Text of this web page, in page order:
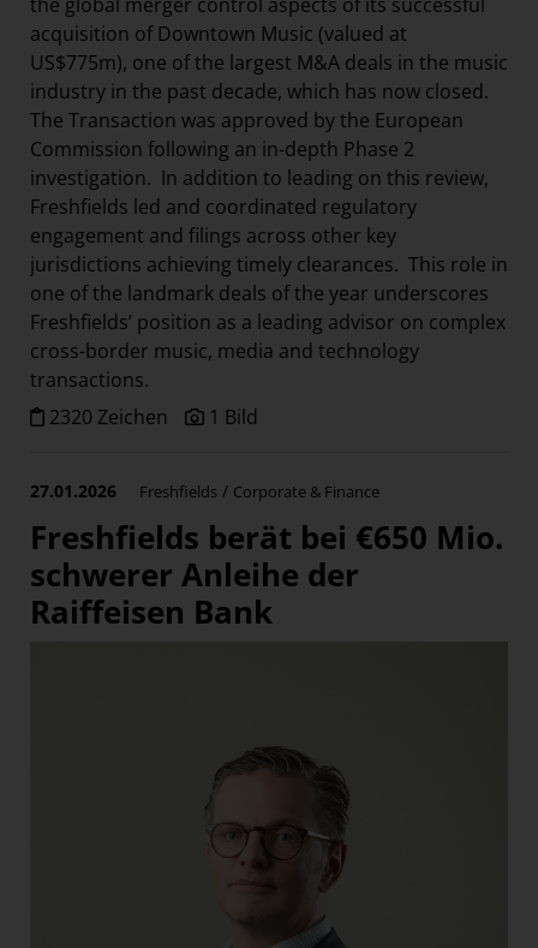
Österreichische Post AG
Paradies Garten
Raisin
section.d
Swiss Life Select
The Companion
The Hoxton
Unibail-Rodamco-Westfield
Vöslauer
NMK
MEDIA
KONTAKT
acquisition of Downtown Music (valued at
US$775m), one of the largest M&A deals in the music
industry in the past decade, which has now closed.
The Transaction was approved by the European
Commission following an in-depth Phase 2
investigation. In addition to leading on this review,
Freshfields led and coordinated regulatory
engagement and filings across other key
jurisdictions achieving timely clearances. This role in
one of the landmark deals of the year underscores
Freshfields’ position as a leading advisor on complex
cross-border music, media and technology
transactions.
2320 Zeichen
1 Bild
27.01.2026 Freshfields / Corporate & Finance
Freshfields berät bei €650 Mio.
schwerer Anleihe der
Raiffeisen Bank